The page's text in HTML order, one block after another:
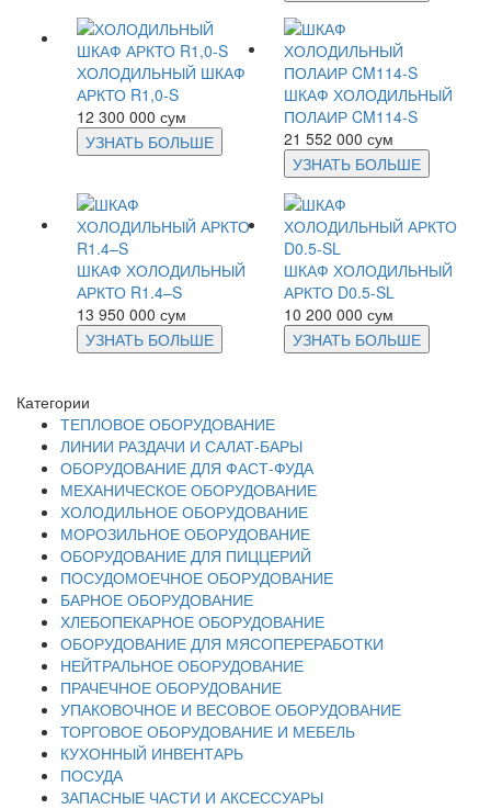
ХОЛОДИЛЬНЫЙ ШКАФ
АРКТО R1,0-S
12 300 000 сум
УЗНАТЬ БОЛЬШЕ
ШКАФ ХОЛОДИЛЬНЫЙ
ПОЛАИР CM114-S
21 552 000 сум
УЗНАТЬ БОЛЬШЕ
ШКАФ ХОЛОДИЛЬНЫЙ
АРКТО R1.4–S
13 950 000 сум
УЗНАТЬ БОЛЬШЕ
ШКАФ ХОЛОДИЛЬНЫЙ
АРКТО D0.5-SL
10 200 000 сум
УЗНАТЬ БОЛЬШЕ
Категории
ТЕПЛОВОЕ ОБОРУДОВАНИЕ
ЛИНИИ РАЗДАЧИ И САЛАТ-БАРЫ
ОБОРУДОВАНИЕ ДЛЯ ФАСТ-ФУДА
МЕХАНИЧЕСКОЕ ОБОРУДОВАНИЕ
ХОЛОДИЛЬНОЕ ОБОРУДОВАНИЕ
МОРОЗИЛЬНОЕ ОБОРУДОВАНИЕ
ОБОРУДОВАНИЕ ДЛЯ ПИЦЦЕРИЙ
ПОСУДОМОЕЧНОЕ ОБОРУДОВАНИЕ
БАРНОЕ ОБОРУДОВАНИЕ
ХЛЕБОПЕКАРНОЕ ОБОРУДОВАНИЕ
ОБОРУДОВАНИЕ ДЛЯ МЯСОПЕРЕРАБОТКИ
НЕЙТРАЛЬНОЕ ОБОРУДОВАНИЕ
ПРАЧЕЧНОЕ ОБОРУДОВАНИЕ
УПАКОВОЧНОЕ И ВЕСОВОЕ ОБОРУДОВАНИЕ
ТОРГОВОЕ ОБОРУДОВАНИЕ И МЕБЕЛЬ
КУХОННЫЙ ИНВЕНТАРЬ
ПОСУДА
ЗАПАСНЫЕ ЧАСТИ И АКСЕССУАРЫ